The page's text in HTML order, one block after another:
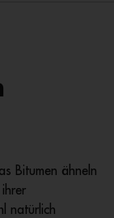
Bitumen ähneln
natürlich